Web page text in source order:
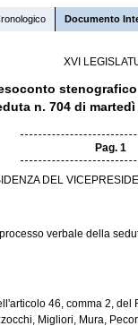
Documento
XVI
n. 704 di
Pag. 1
DEL
verbale della
46, comma 2,
Migliori, Mura,